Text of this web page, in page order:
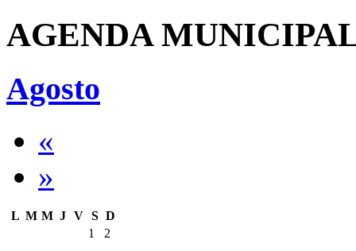
AGENDA
Agosto
«
»
L M M J V S D
1
2